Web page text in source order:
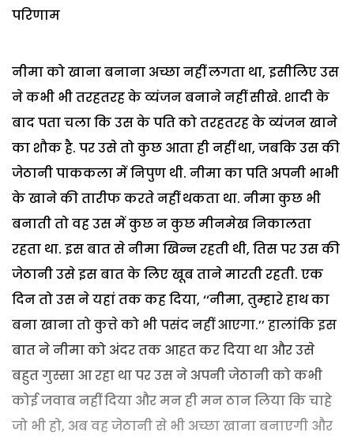
परिणाम
नीमा को खाना बनाना अच्छा नहीं लगता था, इसीलिए उस
ने कभी भी तरहतरह के व्यंजन बनाने नहीं सीखे. शादी के
बाद पता चला कि उस के पति को तरहतरह के व्यंजन खाने
का शौक है. पर उसे तो कुछ आता ही नहीं था, जबकि उस की
जेठानी पाककला में निपुण थी. नीमा का पति अपनी भाभी
के खाने की तारीफ करते नहीं थकता था. नीमा कुछ भी
बनाती तो वह उस में कुछ न कुछ मीनमेख निकालता
रहता था. इस बात से नीमा खिन्न रहती थी, तिस पर उस की
जेठानी उसे इस बात के लिए खूब ताने मारती रहती. एक
दिन तो उस ने यहां तक कह दिया, ‘‘नीमा, तुम्हारे हाथ का
बना खाना तो कुत्ते को भी पसंद नहीं आएगा.’’ हालांकि इस
बात ने नीमा को अंदर तक आहत कर दिया था और उसे
बहुत गुस्सा आ रहा था पर उस ने अपनी जेठानी को कभी
कोई जवाब नहीं दिया और मन ही मन ठान लिया कि चाहे
जो भी हो, अब वह जेठानी से भी अच्छा खाना बनाएगी और